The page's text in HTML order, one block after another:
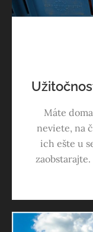
Máte
neviete, na
ich ešte u